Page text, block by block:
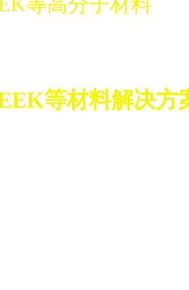
等材料解决方